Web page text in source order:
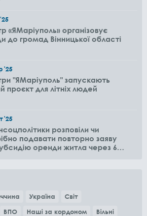
'25
«ЯМаріуполь» організовує
до громад Вінницької області
'25
"ЯМаріуполь" запускають
проєкт для літніх людей
'25
розповіли чи
подавати повторно заяву
оренди житла через 6
Україна
Світ
ВПО Наші за кордоном
Вільні